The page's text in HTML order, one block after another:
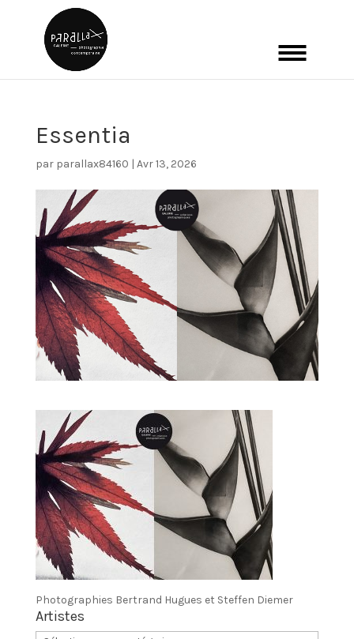
Essentia
par parallax84160 | Avr 13, 2026
Photographies Bertrand Hugues et Steffen Diemer
Artistes